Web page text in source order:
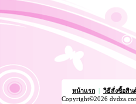
หน้าแรก
วิธีสั่งซื้อสิน
Copyright©2026